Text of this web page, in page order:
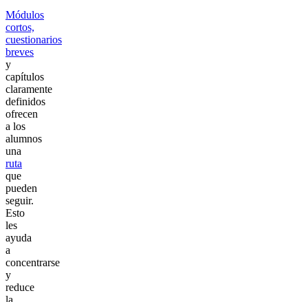
Módulos
cortos,
cuestionarios
breves
y
capítulos
claramente
definidos
ofrecen
a los
alumnos
una
ruta
que
pueden
seguir.
Esto
les
ayuda
a
concentrarse
y
reduce